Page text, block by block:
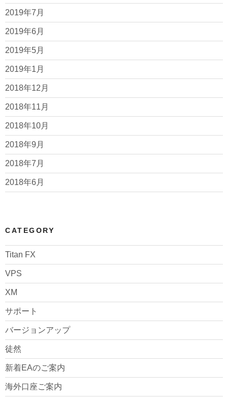
2019年7月
2019年6月
2019年5月
2019年1月
2018年12月
2018年11月
2018年10月
2018年9月
2018年7月
2018年6月
CATEGORY
Titan FX
VPS
XM
サポート
バージョンアップ
徒然
新着EAのご案内
海外口座ご案内